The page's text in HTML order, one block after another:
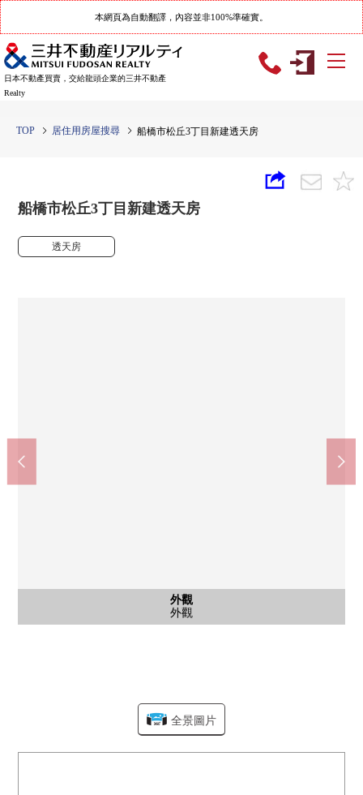
本網頁為自動翻譯，內容並非100%準確實。
日本不動產買賣，交給龍頭企業的三井不動產
Realty
TOP 居住用房屋搜尋 船橋市松丘3丁目新建透天房
船橋市松丘3丁目新建透天房
透天房
外觀
外觀
外觀
外觀
外觀
外觀
含有前面道路的外觀
前面道路
含有前面道路的外觀
前面道路
船橋市立古和鍋小學(約500m)
全景圖片